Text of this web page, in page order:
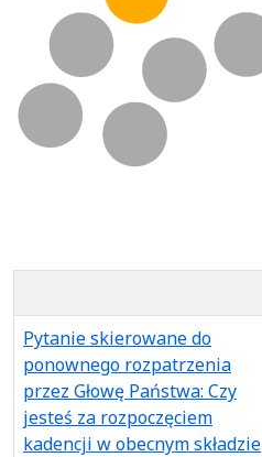
Pytanie skierowane do
ponownego rozpatrzenia
przez Głowę Państwa: Czy
jesteś za rozpoczęciem
kadencji w obecnym składzie